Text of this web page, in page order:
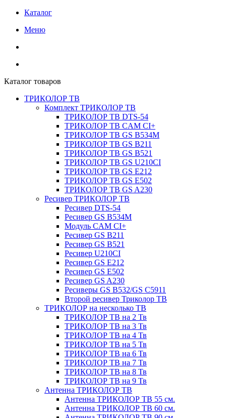
Каталог
Меню
Каталог товаров
ТРИКОЛОР ТВ
Комплект ТРИКОЛОР ТВ
ТРИКОЛОР ТВ DTS-54
ТРИКОЛОР ТВ CAM CI+
ТРИКОЛОР ТВ GS B534M
ТРИКОЛОР ТВ GS B211
ТРИКОЛОР ТВ GS B521
ТРИКОЛОР ТВ GS U210CI
ТРИКОЛОР ТВ GS E212
ТРИКОЛОР ТВ GS E502
ТРИКОЛОР ТВ GS A230
Ресивер ТРИКОЛОР ТВ
Ресивер DTS-54
Ресивер GS B534M
Модуль CAM CI+
Ресивер GS B211
Ресивер GS B521
Ресивер U210CI
Ресивер GS E212
Ресивер GS E502
Ресивер GS A230
Ресиверы GS B532/GS C5911
Второй ресивер Триколор ТВ
ТРИКОЛОР на несколько ТВ
ТРИКОЛОР ТВ на 2 Тв
ТРИКОЛОР ТВ на 3 Тв
ТРИКОЛОР ТВ на 4 Тв
ТРИКОЛОР ТВ на 5 Тв
ТРИКОЛОР ТВ на 6 Тв
ТРИКОЛОР ТВ на 7 Тв
ТРИКОЛОР ТВ на 8 Тв
ТРИКОЛОР ТВ на 9 Тв
Антенна ТРИКОЛОР ТВ
Антенна ТРИКОЛОР ТВ 55 см.
Антенна ТРИКОЛОР ТВ 60 см.